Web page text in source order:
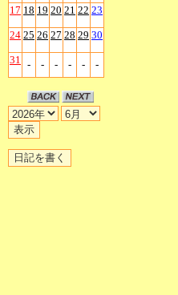
17 18 19 20 21 22 23
24 25 26 27 28 29 30
31 - - - - - -